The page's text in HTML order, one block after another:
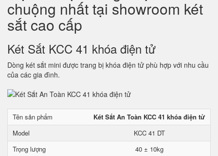
chuộng nhất tại showroom két
sắt cao cấp
Két Sắt KCC 41 khóa điện tử
Dòng két sắt mini được trang bị khóa điện tử phù hợp với nhu cầu
của các gia đình.
Tên sản phẩm
Két Sắt An Toàn KCC 41 khóa điện tử
Model
KCC 41 DT
Trọng lượng
40 ± 10kg